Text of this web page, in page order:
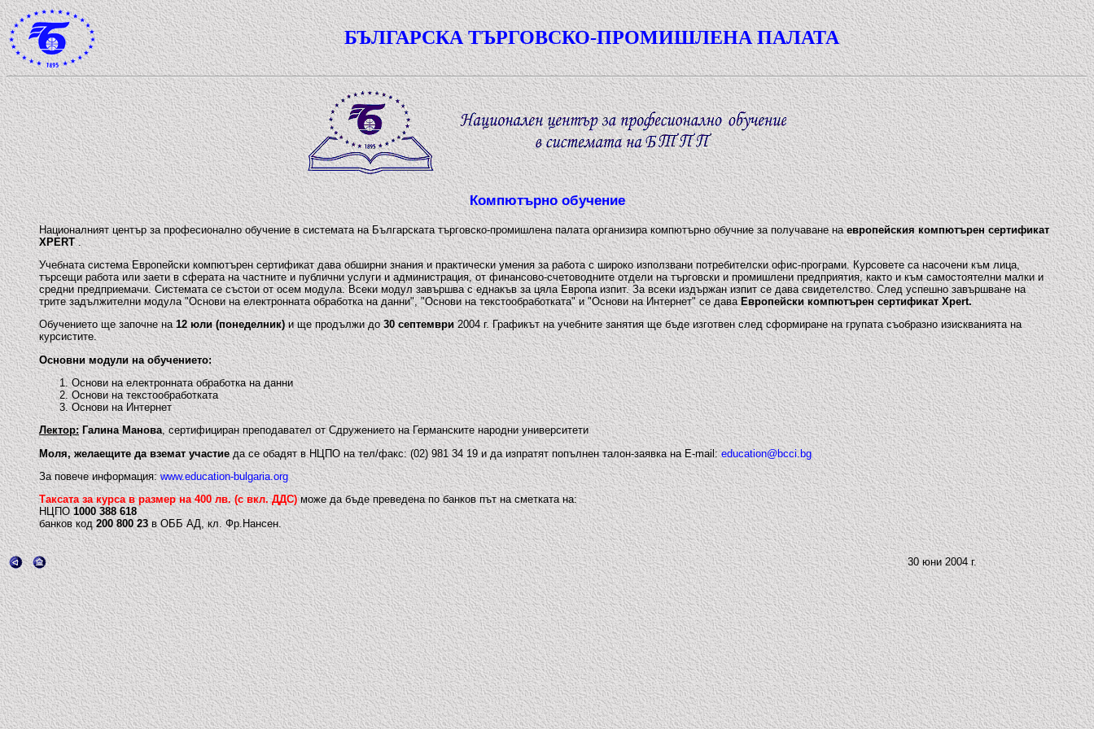
БЪЛГАРСКА ТЪРГОВСКО-ПРОМИШЛЕНА ПАЛАТА
Компютърно обучение
Националният център за професионално обучение в системата на Българската търговско-промишлена палата организира компютърно обучние за получаване наевропейския компютърен сертификат
XPERT.
Учебната система Европейски компютърен сертификат дава обширни знания и практически умения за работа с широко използвани потребителски офис-програми. Курсовете са насочени към лица,
търсещи работа или заети в сферата на частните и публични услуги и администрация, от финансово-счетоводните отдели на търговски и промишлени предприятия, както и към самостоятелни малки и
средни предприемачи. Системата се състои от осем модула. Всеки модул завършва с еднакъв за цяла Европа изпит. За всеки издържан изпит се дава свидетелство. След успешно завършване на
трите задължителни модула "Основи на електронната обработка на данни", "Основи на текстообработката" и "Основи на Интернет" се даваЕвропейски компютърен сертификат Xpert.
Обучението ще започне на12 юли (понеделник)и ще продължи до30 септември2004 г. Графикът на учебните занятия ще бъде изготвен след сформиране на групата съобразно изискванията на
курсистите.
Основни модули на обучението:
Основи на електронната обработка на данни
Основи на текстообработката
Основи на Интернет
Лектор: Галина Манова, сертифициран преподавател от Сдружението на Германските народни университети
Моля, желаещите да вземат участиеда се обадят в НЦПО на тел/факс: (02) 981 34 19 и да изпратят попълнен талон-заявка на E-mail:education@bcci.bg
За повече информация:www.education-bulgaria.org
Таксата за курса в размер на 400 лв. (с вкл. ДДС)може да бъде преведена по банков път на сметката на:
НЦПО1000 388 618
банков код200 800 23в ОББ АД, кл. Фр.Нансен.
30 юни 2004 г.